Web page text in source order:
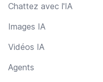
Chattez avec l'IA
Images IA
Vidéos IA
Agents